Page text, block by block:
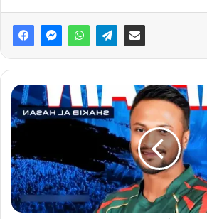
এবার
অধিনায়ক
হয়েই
মাঠে
নামছে
সাকিব
আল
হাসান